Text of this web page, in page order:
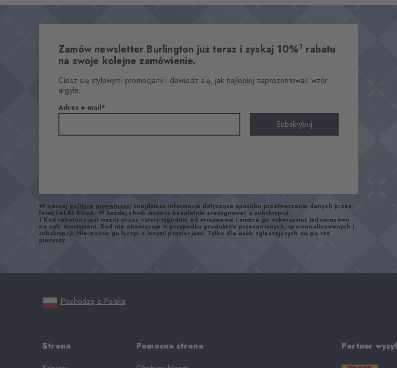
Zamów newsletter Burlington już teraz i zyskaj 10%1 rabatu
na swoje kolejne zamówienie.
Ciesz się stylowymi promocjami i dowiedz się, jak najlepiej zaprezentować wzór
argyle.
Adres e-mail
Subskrybuj
W naszej polityce prywatnościznajdziesz informacje dotyczące sposobu przetwarzania danych przez
firmę FALKE KGaA. W każdej chwili możesz bezpłatnie zrezygnować z subskrypcji.
1 Kod rabatowy jest ważny przez cztery tygodnie od otrzymania i można go wykorzystać jednorazowo
na cały asortyment. Kod nie obowiązuje w przypadku produktów przecenionych, spersonalizowanych i
subskrypcji. Nie można go łączyć z innymi promocjami. Tylko dla osób zgłaszających się po raz
pierwszy.
Pochodzę z Polska
Strona
Pomocna strona
Partner